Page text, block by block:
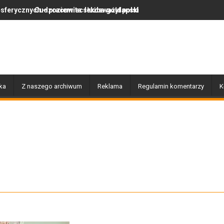
służba gołdapskich strażaków
lekceważył polskie prawo, więc wrócił do swojego kraju
Za nami wyjątkowy dzień
Z naszego archiwum Reklama Regulamin komentarzy